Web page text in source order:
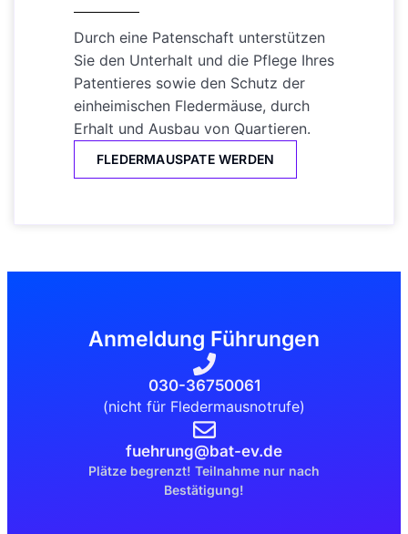
Durch eine Patenschaft unterstützen
Sie den Unterhalt und die Pflege Ihres
Patentieres sowie den Schutz der
einheimischen Fledermäuse, durch
Erhalt und Ausbau von Quartieren.
FLEDERMAUSPATE WERDEN
Anmeldung Führungen
030-36750061
(nicht für Fledermausnotrufe)
fuehrung@bat-ev.de
Plätze begrenzt! Teilnahme nur nach
Bestätigung!